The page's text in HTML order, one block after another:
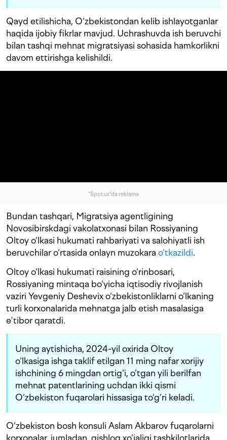
Qayd etilishicha, O‘zbekistondan kelib ishlayotganlar
haqida ijobiy fikrlar mavjud. Uchrashuvda ish beruvchi
bilan tashqi mehnat migratsiyasi sohasida hamkorlikni
davom ettirishga kelishildi.
"Spot.uz"da reklama
Bundan tashqari, Migratsiya agentligining
Novosibirskdagi vakolatxonasi bilan Rossiyaning
Oltoy o‘lkasi hukumati rahbariyati va salohiyatli ish
beruvchilar o‘rtasida onlayn muzokara o‘tkazildi.
Oltoy o‘lkasi hukumati raisining o‘rinbosari,
Rossiyaning mintaqa bo‘yicha iqtisodiy rivojlanish
vaziri Yevgeniy Deshevix o‘zbekistonliklarni o‘lkaning
turli korxonalarida mehnatga jalb etish masalasiga
e’tibor qaratdi.
Uning aytishicha, 2024-yil oxirida Oltoy
o‘lkasiga ishga taklif etilgan 11 ming nafar xorijiy
ishchining 6 mingdan ortig‘i, o‘tgan yili berilfan
mehnat patentlarining uchdan ikki qismi
O‘zbekiston fuqarolari hissasiga to‘g‘ri keladi.
O‘zbekiston bosh konsuli Aslam Akbarov fuqarolarni